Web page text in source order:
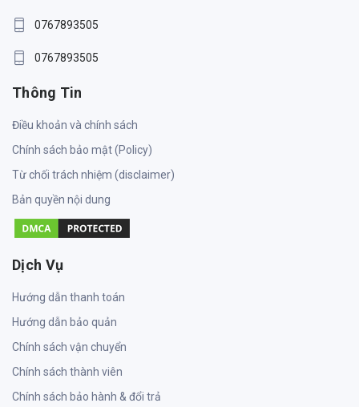
0767893505
0767893505
Thông Tin
Điều khoản và chính sách
Chính sách bảo mật (Policy)
Từ chối trách nhiệm (disclaimer)
Bản quyền nội dung
Dịch Vụ
Hướng dẫn thanh toán
Hướng dẫn bảo quản
Chính sách vận chuyển
Chính sách thành viên
Chính sách bảo hành & đổi trả